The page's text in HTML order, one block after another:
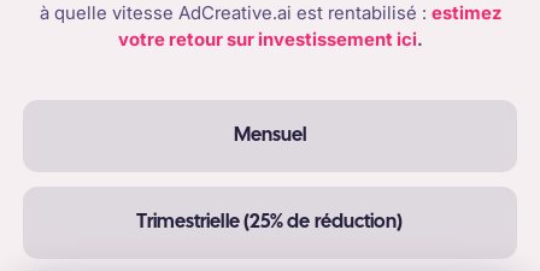
à quelle vitesse AdCreative.ai est rentabilisé : estimez
votre retour sur investissement ici.
Mensuel
Trimestrielle (25% de réduction)